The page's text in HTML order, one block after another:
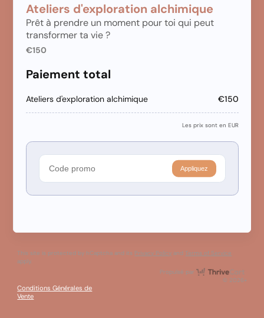
Ateliers d'exploration alchimique
Prêt à prendre un moment pour toi qui peut
transformer ta vie ?
€150
Paiement total
Ateliers d'exploration alchimique €150
Les prix sont en EUR
Appliquez
This site is protected by hCaptcha and its Privacy Policy and Terms of Service
apply.
Propulsé par
© 2026+
Conditions Générales de
Vente